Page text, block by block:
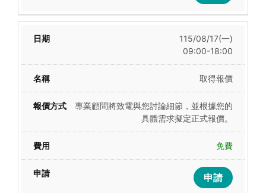
115/08/17(一)
09:00-18:00
取得報價
專業顧問將致電與您討論細節，並根據您的
具體需求擬定正式報價。
免費
申請